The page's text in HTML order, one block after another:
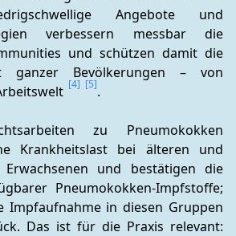
Angebote und
verbessern messbar die
und schützen damit die
ganzer Bevölkerungen – von
[4] [5].
zu Pneumokokken
Krankheitslast bei älteren und
Erwachsenen und bestätigen die
Pneumokokken-Impfstoffe;
Impfaufnahme in diesen Gruppen
Das ist für die Praxis relevant: